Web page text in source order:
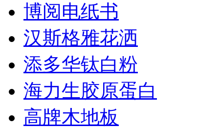
博阅电纸书
汉斯格雅花洒
添多华钛白粉
海力生胶原蛋白
高牌木地板